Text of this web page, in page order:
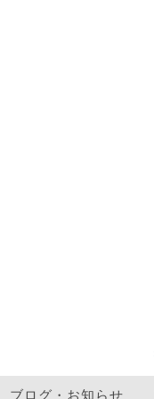
ブログ・お知らせ